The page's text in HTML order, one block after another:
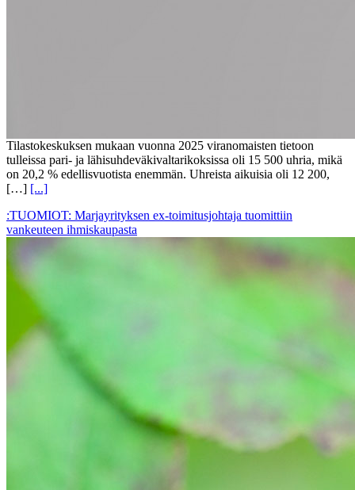
Tilastokeskuksen mukaan vuonna 2025 viranomaisten tietoon
tulleissa pari- ja lähisuhdeväkivaltarikoksissa oli 15 500 uhria, mikä
on 20,2 % edellisvuotista enemmän. Uhreista aikuisia oli 12 200,
[…] [...]
:TUOMIOT: Marjayrityksen ex-toimitusjohtaja tuomittiin
vankeuteen ihmiskaupasta